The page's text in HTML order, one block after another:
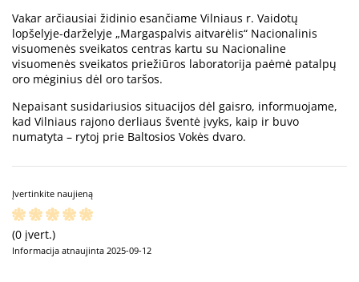
Vakar arčiausiai židinio esančiame Vilniaus r. Vaidotų
lopšelyje-darželyje „Margaspalvis aitvarėlis“ Nacionalinis
visuomenės sveikatos centras kartu su Nacionaline
visuomenės sveikatos priežiūros laboratorija paėmė patalpų
oro mėginius dėl oro taršos.
Nepaisant susidariusios situacijos dėl gaisro, informuojame,
kad Vilniaus rajono derliaus šventė įvyks, kaip ir buvo
numatyta – rytoj prie Baltosios Vokės dvaro.
Įvertinkite naujieną
(0 įvert.)
Informacija atnaujinta 2025-09-12